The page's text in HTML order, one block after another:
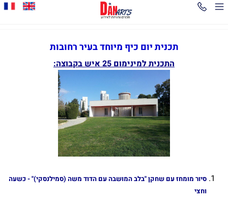
תכנית יום כיף מיוחד בעיר רחובות
התכנית למינימום 25 איש בקבוצה:
סיור מומחז עם שחקן "בלב המושבה עם הדוד משה (סמילנסקי)"- כשעה
וחצי